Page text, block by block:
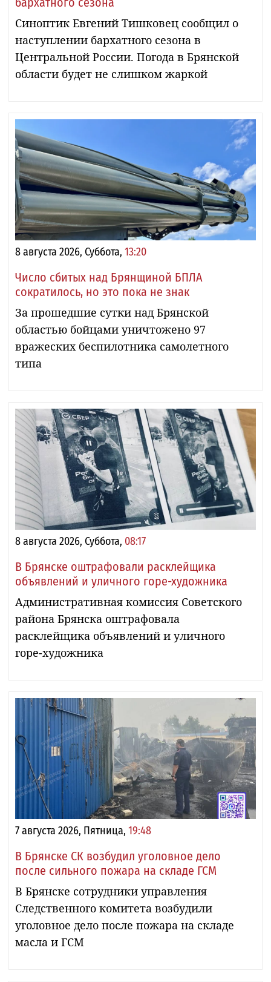
Синоптик Евгений Тишковец сообщил о
наступлении бархатного сезона в
Центральной России. Погода в Брянской
области будет не слишком жаркой
8 августа 2026, Суббота, 13:20
Число сбитых над Брянщиной БПЛА
сократилось, но это пока не знак
За прошедшие сутки над Брянской
областью бойцами уничтожено 97
вражеских беспилотника самолетного
типа
8 августа 2026, Суббота, 08:17
В Брянске оштрафовали расклейщика
объявлений и уличного горе-художника
Административная комиссия Советского
района Брянска оштрафовала
расклейщика объявлений и уличного
горе-художника
7 августа 2026, Пятница, 19:48
В Брянске СК возбудил уголовное дело
после сильного пожара на складе ГСМ
В Брянске сотрудники управления
Следственного комитета возбудили
уголовное дело после пожара на складе
масла и ГСМ